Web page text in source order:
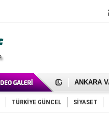
Cemal
Samet
FAİZ
TÜRKİYE GÜNCEL SİYASET